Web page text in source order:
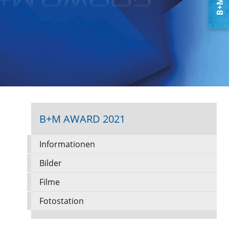
B+M AWARD 2021
Informationen
Bilder
Filme
Fotostation